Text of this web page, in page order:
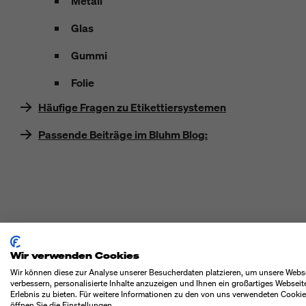
Glas
Gummi
Folie
Häufige Fragen zu Etikettiersystemen
Passende Beiträge im Bluhm Blog:
DIE
Etikettiermaschinen bringen vorgestanzte Etiketten auf
Sie leisten damit einen wichtigen Beitrag zur
Wir verwenden Cookies
Wir können diese zur Analyse unserer Besucherdaten platzieren, um unsere
verbessern, personalisierte Inhalte anzuzeigen und Ihnen ein großartiges
Erlebnis zu bieten. Für weitere Informationen zu den von uns verwendeten